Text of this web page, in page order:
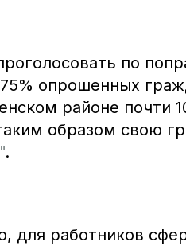
по
опрошенных
районе почти
образом свою
.
для работников